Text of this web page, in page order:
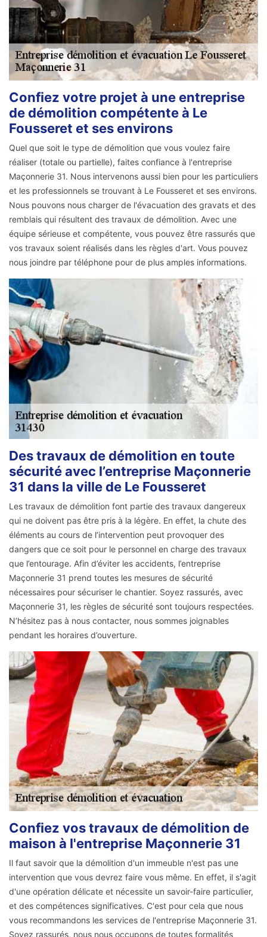
Confiez votre projet à une entreprise
de démolition compétente à Le
Fousseret et ses environs
Quel que soit le type de démolition que vous voulez faire
réaliser (totale ou partielle), faites confiance à l'entreprise
Maçonnerie 31. Nous intervenons aussi bien pour les particuliers
et les professionnels se trouvant à Le Fousseret et ses environs.
Nous pouvons nous charger de l'évacuation des gravats et des
remblais qui résultent des travaux de démolition. Avec une
équipe sérieuse et compétente, vous pouvez être rassurés que
vos travaux soient réalisés dans les règles d'art. Vous pouvez
nous joindre par téléphone pour de plus amples informations.
Des travaux de démolition en toute
sécurité avec l’entreprise Maçonnerie
31 dans la ville de Le Fousseret
Les travaux de démolition font partie des travaux dangereux
qui ne doivent pas être pris à la légère. En effet, la chute des
éléments au cours de l’intervention peut provoquer des
dangers que ce soit pour le personnel en charge des travaux
que l’entourage. Afin d’éviter les accidents, l’entreprise
Maçonnerie 31 prend toutes les mesures de sécurité
nécessaires pour sécuriser le chantier. Soyez rassurés, avec
Maçonnerie 31, les règles de sécurité sont toujours respectées.
N’hésitez pas à nous contacter, nous sommes joignables
pendant les horaires d’ouverture.
Confiez vos travaux de démolition de
maison à l'entreprise Maçonnerie 31
Il faut savoir que la démolition d'un immeuble n'est pas une
intervention que vous devrez faire vous même. En effet, il s'agit
d'une opération délicate et nécessite un savoir-faire particulier,
et des compétences significatives. C'est pour cela que nous
vous recommandons les services de l'entreprise Maçonnerie 31.
Soyez rassurés, nous nous occupons de toutes formalités